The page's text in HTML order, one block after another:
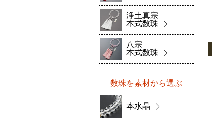
浄土真宗
本式数珠
八宗
本式数珠
数珠を素材から選ぶ
本水晶